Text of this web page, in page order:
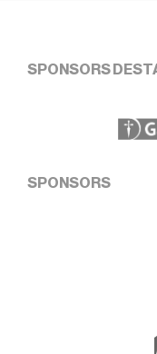
SPONSORS
SPONSORS